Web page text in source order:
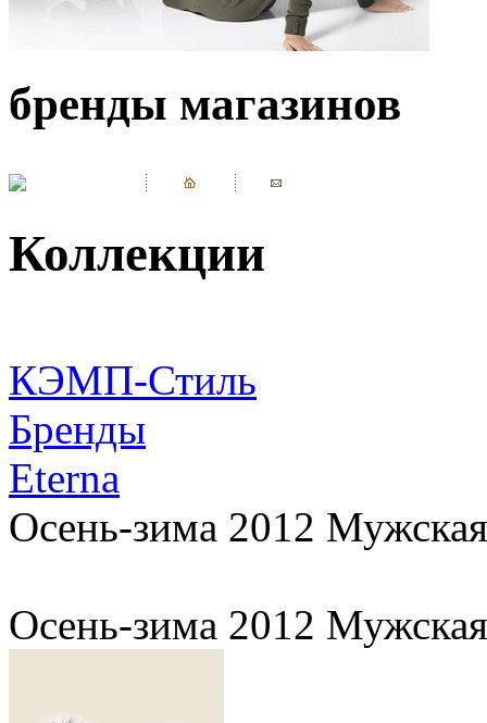
бренды магазинов
Коллекции
КЭМП-Стиль
Бренды
Eterna
Осень-зима 2012
Осень-зима 2012